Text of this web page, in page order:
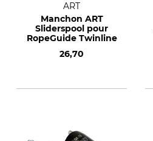
ART
Manchon ART
Sliderspool pour
RopeGuide Twinline
26,70